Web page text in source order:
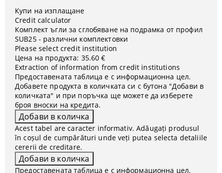
Купи на изплащане
Credit calculator
Комплект ъгли за сглобяване на подрамка от профил
SUB25 - различни комплектовки
Please select credit institution
Цена на продукта: 35.60 €
Extraction of information from credit institutions
Предоставената таблица е с информационна цел.
Добавете продукта в количката си с бутона "Добави в
количката" и при поръчка ще можете да изберете
броя вноски на кредита.
Acest tabel are caracter informativ. Adăugați produsul
în coșul de cumpărături unde veți putea selecta detaliile
cererii de creditare.
Предоставената таблица е с информационна цел.